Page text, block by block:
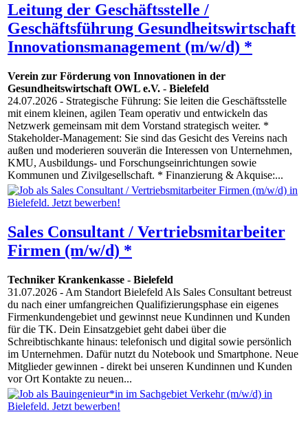
Leitung der Geschäftsstelle /
Geschäftsführung Gesundheitswirtschaft
Innovationsmanagement (m/w/d) *
Verein zur Förderung von Innovationen in der
Gesundheitswirtschaft OWL e.V. - Bielefeld
24.07.2026 - Strategische Führung: Sie leiten die Geschäftsstelle
mit einem kleinen, agilen Team operativ und entwickeln das
Netzwerk gemeinsam mit dem Vorstand strategisch weiter. *
Stakeholder-Management: Sie sind das Gesicht des Vereins nach
außen und moderieren souverän die Interessen von Unternehmen,
KMU, Ausbildungs- und Forschungseinrichtungen sowie
Kommunen und Zivilgesellschaft. * Finanzierung & Akquise:...
Sales Consultant / Vertriebsmitarbeiter
Firmen (m/w/d) *
Techniker Krankenkasse - Bielefeld
31.07.2026 - Am Standort Bielefeld Als Sales Consultant betreust
du nach einer umfangreichen Qualifizierungsphase ein eigenes
Firmenkundengebiet und gewinnst neue Kundinnen und Kunden
für die TK. Dein Einsatzgebiet geht dabei über die
Schreibtischkante hinaus: telefonisch und digital sowie persönlich
im Unternehmen. Dafür nutzt du Notebook und Smartphone. Neue
Mitglieder gewinnen - direkt bei unseren Kundinnen und Kunden
vor Ort Kontakte zu neuen...